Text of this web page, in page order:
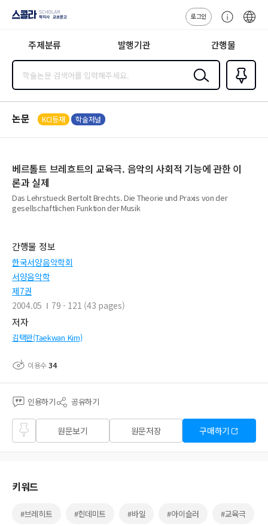
지사·교보문고
로그인
센
주제분류 발행기관 간행물
검색
즐겨찾
기0
논문 KCI등재 학술저널
베르톨트 브레흐트의 교육극. 음악의 사회적 기능에 관한 이
론과 실제
Das Lehrstueck Bertolt Brechts. Die Theorie und Praxis von der
gesellschaftlichen Funktion der Musik
간행물 정보
한국서양음악학회
서양음악학
제7권
2004.05
79 - 121 (43 pages)
저자
김택완(Taekwan Kim)
이용수34
인용하기 공유하기
즐겨
찾기
원문보기 원문저장 구매하기
키워드
#브레히트 #힌데미트 #바일 #아이슬러 #교육극